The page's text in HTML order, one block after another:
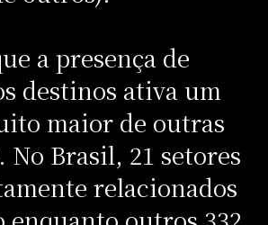
a presença de
destinos ativa um
maior de outras
No Brasil, 21 setores
relacionados